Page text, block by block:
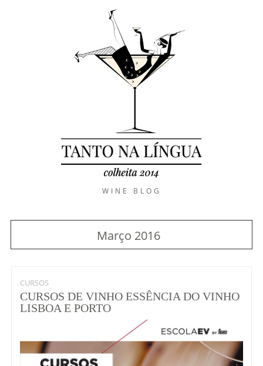
WINE BLOG
Março 2016
CURSOS
CURSOS DE VINHO ESSÊNCIA DO VINHO
LISBOA E PORTO